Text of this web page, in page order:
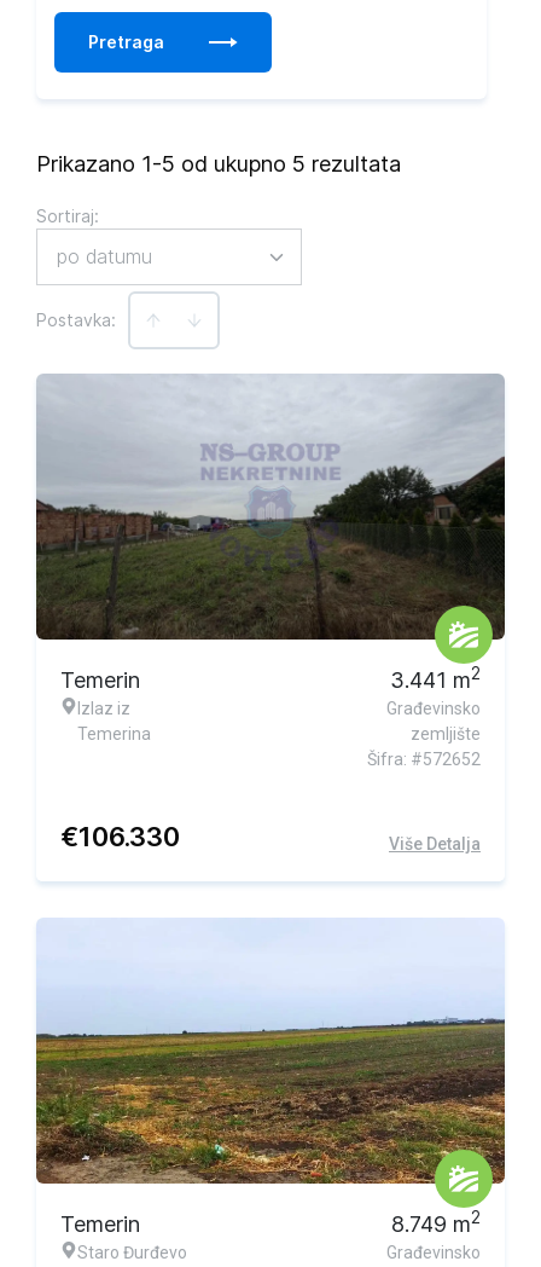
Pretraga
Prikazano 1-5 od ukupno 5 rezultata
Postavka:
Sortiraj:
po datumu
Temerin
Izlaz iz
Temerina
3.441 m2
Građevinsko
zemljište
Šifra: #572652
€106.330 Više Detalja
Temerin
Staro Đurđevo
8.749 m2
Građevinsko